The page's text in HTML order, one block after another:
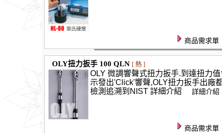
商品需求單
OLY扭力扳手 100 QLN [ 熱 ]
OLY 微調響聲式扭力扳手.到達扭力值
示發出'Click'響聲,OLY扭力扳手出廠
檢測追溯到NIST 詳細介紹 詳細介紹
商品需求單